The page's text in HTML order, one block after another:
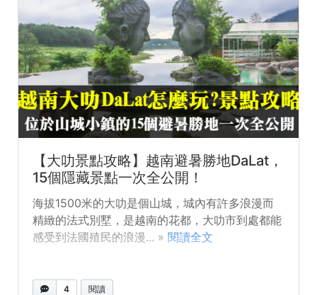
【大叻景點攻略】越南避暑勝地DaLat，
15個隱藏景點一次全公開！
海拔1500米的大叻是個山城，城內有許多浪漫而
精緻的法式別墅，是越南的花都，大叻市到處都能
感受到法國殖民的浪漫... » 閱讀全文
4 閱讀